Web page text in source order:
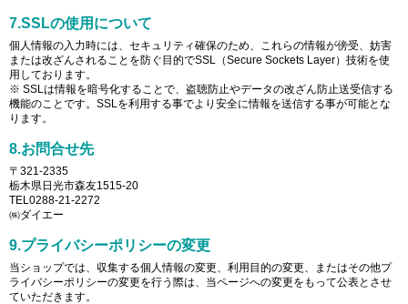
7.SSLの使用について
個人情報の入力時には、セキュリティ確保のため、これらの情報が傍受、妨害
または改ざんされることを防ぐ目的でSSL（Secure Sockets Layer）技術を使
用しております。
※ SSLは情報を暗号化することで、盗聴防止やデータの改ざん防止送受信する
機能のことです。SSLを利用する事でより安全に情報を送信する事が可能とな
ります。
8.お問合せ先
〒321-2335
栃木県日光市森友1515-20
TEL0288-21-2272
㈱ダイエー
9.プライバシーポリシーの変更
当ショップでは、収集する個人情報の変更、利用目的の変更、またはその他プ
ライバシーポリシーの変更を行う際は、当ページへの変更をもって公表とさせ
ていただきます。